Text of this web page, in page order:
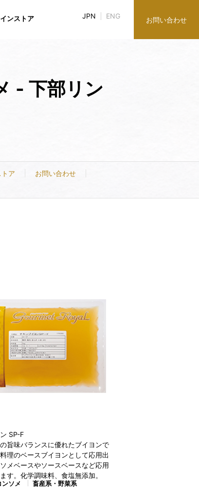
- 下部リン
ア
お問い合わせ
ソメ
畜産系・野菜系
SP-F
旨味バランスに優れたブイヨンで
理のベースブイヨンとして応用出
メベースやソースベースなど応用
す。化学調味料、食塩無添加。
お問い合わせ
JPN ENG
株主・株式情報
グループ企業
グループ企業
ンストア